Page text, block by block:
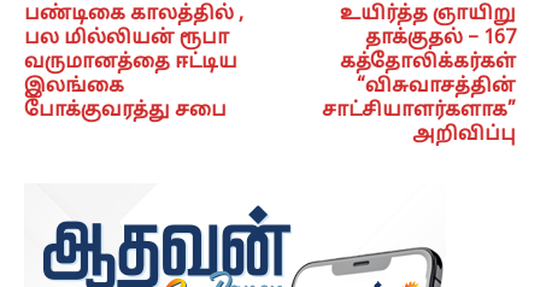
பண்டிகை காலத்தில் ,
பல மில்லியன் ரூபா
வருமானத்தை ஈட்டிய
இலங்கை
போக்குவரத்து சபை
உயிர்த்த ஞாயிறு
தாக்குதல் – 167
கத்தோலிக்கர்கள்
“விசுவாசத்தின்
சாட்சியாளர்களாக”
அறிவிப்பு